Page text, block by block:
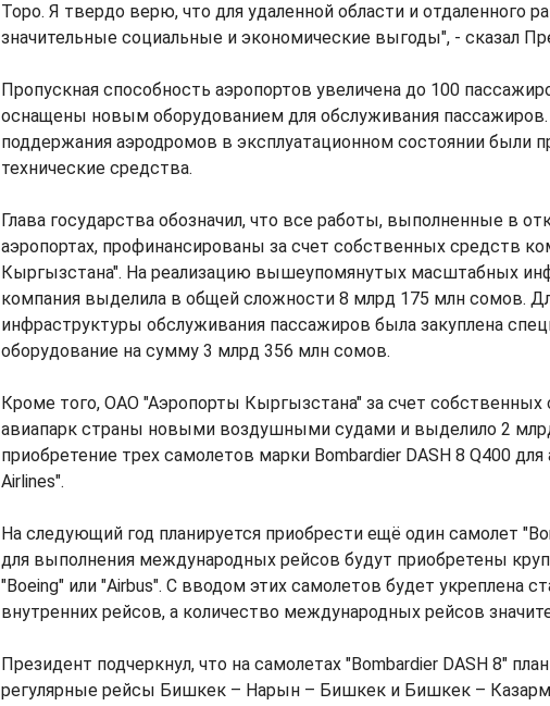
Торо. Я твердо верю, что для удаленной области и отдаленного
значительные социальные и экономические выгоды", - сказал
Пропускная способность аэропортов увеличена до 100
оснащены новым оборудованием для обслуживания пассажиров.
поддержания аэродромов в эксплуатационном состоянии были
технические средства.
Глава государства обозначил, что все работы, выполненные в
аэропортах, профинансированы за счет собственных средств
Кыргызстана". На реализацию вышеупомянутых масштабных
компания выделила в общей сложности 8 млрд 175 млн сомов.
инфраструктуры обслуживания пассажиров была закуплена
оборудование на сумму 3 млрд 356 млн сомов.
Кроме того, ОАО "Аэропорты Кыргызстана" за счет собственных
авиапарк страны новыми воздушными судами и выделило 2
приобретение трех самолетов марки Bombardier DASH 8 Q400
Airlines".
На следующий год планируется приобрести ещё один самолет
для выполнения международных рейсов будут приобретены
"Boeing" или "Airbus". С вводом этих самолетов будет укреплена
внутренних рейсов, а количество международных рейсов
Президент подчеркнул, что на самолетах "Bombardier DASH 8"
регулярные рейсы Бишкек – Нарын – Бишкек и Бишкек –